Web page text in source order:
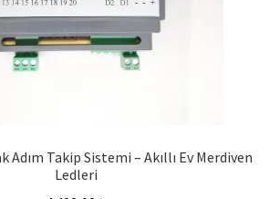
Adım Takip Sistemi – Akıllı Ev Merdiven
Ledleri